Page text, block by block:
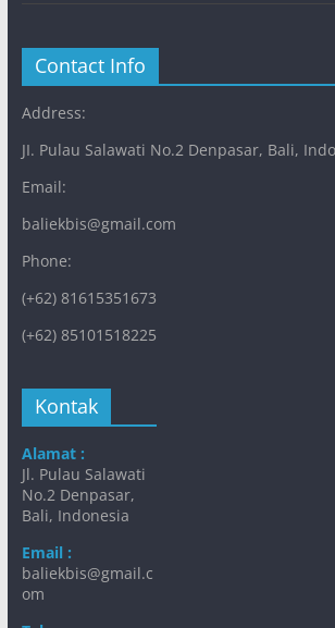
Contact Info
Address:
JI. Pulau Salawati No.2 Denpasar, Bali,
Email:
baliekbis@gmail.com
Phone:
(+62) 81615351673
(+62) 85101518225
Kontak
Alamat :
Jl. Pulau Salawati
No.2 Denpasar,
Bali, Indonesia
Email :
baliekbis@gmail.c
om